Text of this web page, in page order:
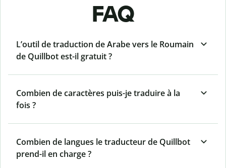
FAQ
L’outil de traduction de Arabe vers le Roumain
de Quillbot est-il gratuit ?
Combien de caractères puis-je traduire à la
fois ?
Combien de langues le traducteur de Quillbot
prend-il en charge ?